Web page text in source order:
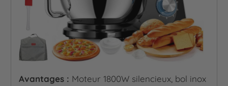
Avantages : Moteur 1800W silencieux, bol inox